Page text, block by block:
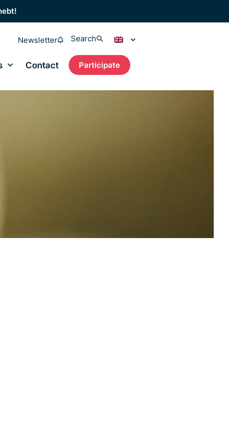
Newsletter Search
Contact Participate